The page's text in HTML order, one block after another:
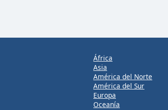
África
Asia
América del Norte
América del Sur
Europa
Oceanía